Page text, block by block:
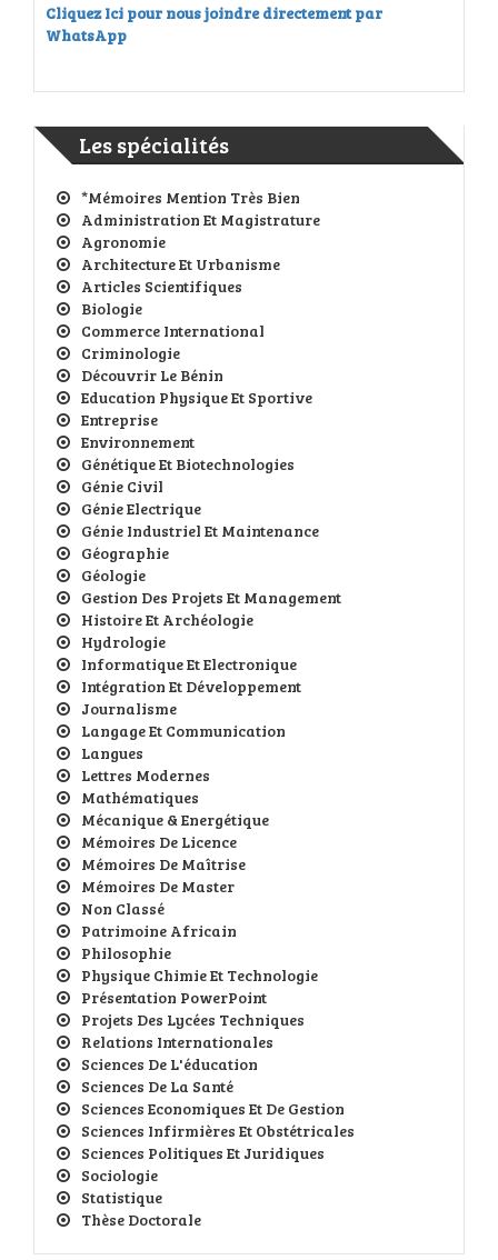
Cliquez Ici pour nous joindre directement par
WhatsApp
Les spécialités
*Mémoires Mention Très Bien
Administration Et Magistrature
Agronomie
Architecture Et Urbanisme
Articles Scientifiques
Biologie
Commerce International
Criminologie
Découvrir Le Bénin
Education Physique Et Sportive
Entreprise
Environnement
Génétique Et Biotechnologies
Génie Civil
Génie Electrique
Génie Industriel Et Maintenance
Géographie
Géologie
Gestion Des Projets Et Management
Histoire Et Archéologie
Hydrologie
Informatique Et Electronique
Intégration Et Développement
Journalisme
Langage Et Communication
Langues
Lettres Modernes
Mathématiques
Mécanique & Energétique
Mémoires De Licence
Mémoires De Maîtrise
Mémoires De Master
Non Classé
Patrimoine Africain
Philosophie
Physique Chimie Et Technologie
Présentation PowerPoint
Projets Des Lycées Techniques
Relations Internationales
Sciences De L'éducation
Sciences De La Santé
Sciences Economiques Et De Gestion
Sciences Infirmières Et Obstétricales
Sciences Politiques Et Juridiques
Sociologie
Statistique
Thèse Doctorale